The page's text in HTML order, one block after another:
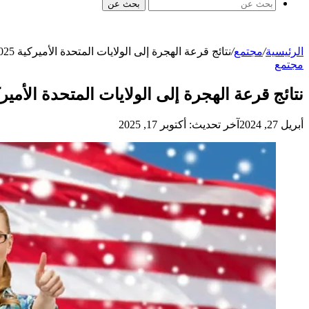
بحث عن
الرئيسية/مجتمع/نتائج قرعة الهجرة إلى الولايات المتحدة الأميركية 2025
مجتمع
نتائج قرعة الهجرة إلى الولايات المتحدة الأميركية
أبريل 27, 2024 آخر تحديث: أكتوبر 17, 2025